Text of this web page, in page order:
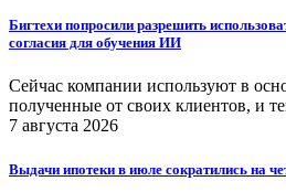
Бигтехи попросили разрешить
согласия для обучения ИИ
Сейчас компании используют в
полученные от своих клиентов, и
7 августа 2026
Выдачи ипотеки в июле сократились на